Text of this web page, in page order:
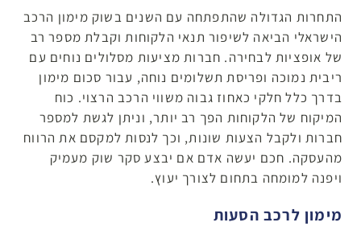
התחרות הגדולה שהתפתחה עם השנים בשוק מימון הרכב
הישראלי הביאה לשיפור תנאי הלקוחות וקבלת מספר רב
של אופציות לבחירה. חברות מציעות מסלולים נוחים עם
ריבית נמוכה ופריסת תשלומים נוחה, עבור סכום מימון
בדרך כלל חלקי כאחוז גבוה משווי הרכב הרצוי. כוח
המיקוח של הלקוחות הפך רב יותר, וניתן לגשת למספר
חברות ולקבל הצעות שונות, וכך לנסות למקסם את הרווח
מהעסקה. חכם יעשה אדם אם יבצע סקר שוק מעמיק
ויפנה למומחה בתחום לצורך יעוץ.
מימון לרכב הסעות